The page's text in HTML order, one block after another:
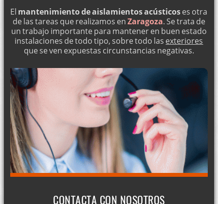
El mantenimiento de aislamientos acústicoses otra
de las tareas que realizamos enZaragoza. Se trata de
un trabajo importante para mantener en buen estado
instalaciones de todo tipo, sobre todo las exteriores
que se ven expuestas circunstancias negativas.
CONTACTA CON NOSOTROS